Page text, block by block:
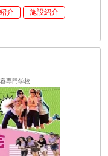
介
施設紹介
専門学校